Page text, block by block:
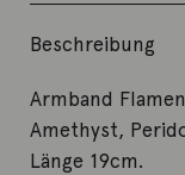
Beschreibung
Armband
Amethyst,
Länge 19cm.